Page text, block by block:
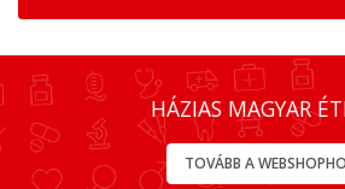
HÁZIAS MAGYAR
TOVÁBB A